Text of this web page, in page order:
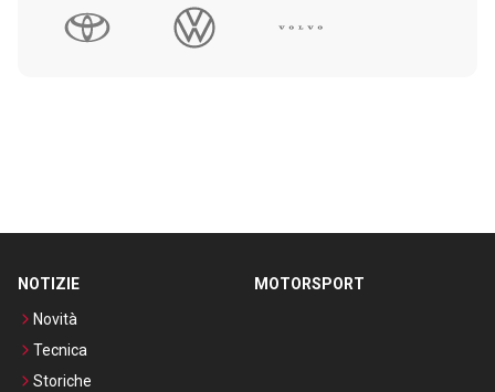
NOTIZIE
Novità
Tecnica
Storiche
MOTORSPORT